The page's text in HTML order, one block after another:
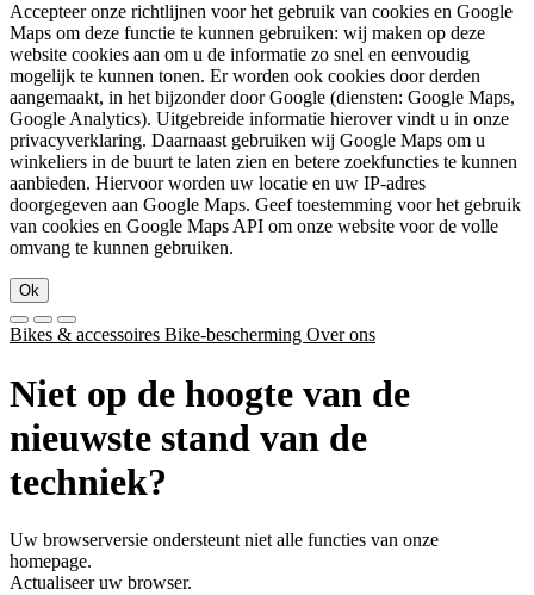
Accepteer onze richtlijnen voor het gebruik van cookies en Google
Maps om deze functie te kunnen gebruiken: wij maken op deze
website cookies aan om u de informatie zo snel en eenvoudig
mogelijk te kunnen tonen. Er worden ook cookies door derden
aangemaakt, in het bijzonder door Google (diensten: Google Maps,
Google Analytics). Uitgebreide informatie hierover vindt u in onze
privacyverklaring. Daarnaast gebruiken wij Google Maps om u
winkeliers in de buurt te laten zien en betere zoekfuncties te kunnen
aanbieden. Hiervoor worden uw locatie en uw IP-adres
doorgegeven aan Google Maps. Geef toestemming voor het gebruik
van cookies en Google Maps API om onze website voor de volle
omvang te kunnen gebruiken.
Ok
Bikes & accessoires Bike-bescherming Over ons
Niet op de hoogte van de
nieuwste stand van de
techniek?
Uw browserversie ondersteunt niet alle functies van onze
homepage.
Actualiseer uw browser.